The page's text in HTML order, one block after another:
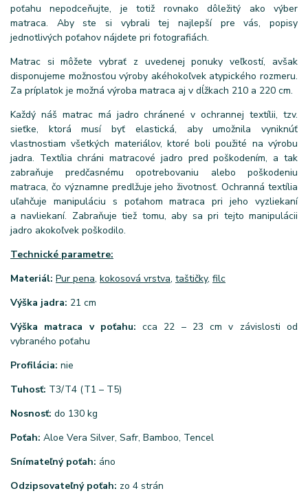
poťahu nepodceňujte, je totiž rovnako dôležitý ako výber
matraca. Aby ste si vybrali tej najlepší pre vás, popisy
jednotlivých poťahov nájdete pri fotografiách.
Matrac si môžete vybrať z uvedenej ponuky veľkostí, avšak
disponujeme možnosťou výroby akéhokoľvek atypického rozmeru.
Za príplatok je možná výroba matraca aj v dĺžkach 210 a 220 cm.
Každý náš matrac má jadro chránené v ochrannej textílii, tzv.
sieťke, ktorá musí byť elastická, aby umožnila vyniknúť
vlastnostiam všetkých materiálov, ktoré boli použité na výrobu
jadra. Textília chráni matracové jadro pred poškodením, a tak
zabraňuje predčasnému opotrebovaniu alebo poškodeniu
matraca, čo významne predlžuje jeho životnosť. Ochranná textília
uľahčuje manipuláciu s poťahom matraca pri jeho vyzliekaní
a navliekaní. Zabraňuje tiež tomu, aby sa pri tejto manipulácii
jadro akokoľvek poškodilo.
Technické parametre:
Materiál: Pur pena, kokosová vrstva, taštičky, filc
Výška jadra: 21 cm
Výška matraca v poťahu: cca 22 – 23 cm v závislosti od
vybraného poťahu
Profilácia: nie
Tuhosť: T3/T4 (T1 – T5)
Nosnosť: do 130 kg
Poťah: Aloe Vera Silver, Safr, Bamboo, Tencel
Snímateľný poťah: áno
Odzipsovateľný poťah: zo 4 strán